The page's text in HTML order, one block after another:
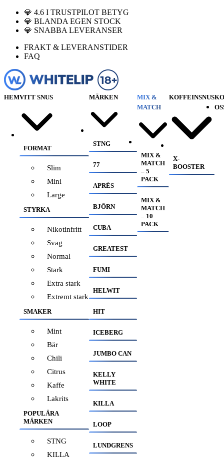
💎 4.6 I TRUSTPILOT BETYG
💎 BLANDA EGEN STOCK
💎 SNABBA LEVERANSER
FRAKT & LEVERANSTIDER
FAQ
HEMVITT SNUS
FORMAT
Slim
Mini
Large
STYRKA
Nikotinfritt
Svag
Normal
Stark
Extra stark
Extremt stark
SMAKER
Mint
Bär
Chili
Citrus
Kaffe
Lakrits
POPULÄRA
MÄRKEN
STNG
KILLA
MÄRKEN
STNG
77
APRÉS
BJÖRN
CUBA
GREATEST
FUMI
HELWIT
HIT
ICEBERG
JUMBO CAN
KELLY
WHITE
KILLA
LOOP
LUNDGRENS
MIX &
MATCH
MIX &
MATCH
– 5
PACK
MIX &
MATCH
– 10
PACK
KOFFEINSNUS
X-
BOOSTER